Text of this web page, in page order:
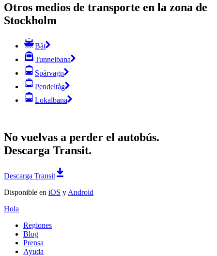
Otros medios de transporte en la zona de
Stockholm
Båt
Tunnelbana
Spårvagn
Pendeltåg
Lokalbana
No vuelvas a perder el autobús.
Descarga Transit.
Descarga Transit
Disponible en iOS y Android
Hola
Regiones
Blog
Prensa
Ayuda